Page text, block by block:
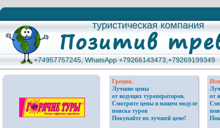
туристическая компания
туристическая компания
+74957757245, WhatsApp +79266143473,+79269199349
+74957757245, WhatsApp +79266143473,+79269199349
Греция.
Лучшие цены
от ведущих туроператоров.
Смотрите цены в нашем модуле
поиска туров
Покупайте по лучшей цене!
от